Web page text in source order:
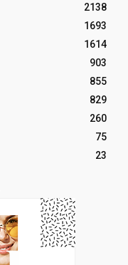
2138
1693
1614
903
855
829
260
75
23